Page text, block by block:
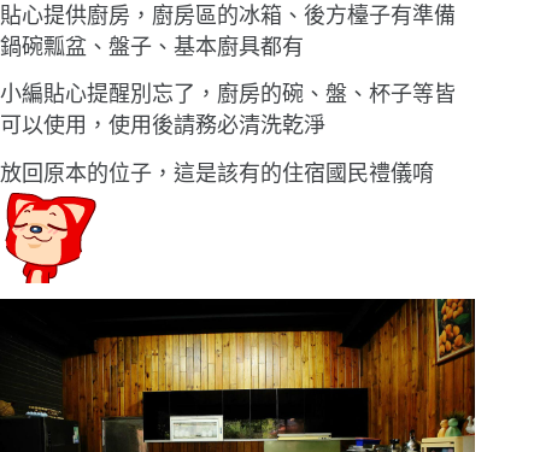
貼心提供廚房，廚房區的冰箱、後方檯子有準備
鍋碗瓢盆、盤子、基本廚具都有
小編貼心提醒別忘了，廚房的碗、盤、杯子等皆
可以使用，使用後請務必清洗乾淨
放回原本的位子，這是該有的住宿國民禮儀唷